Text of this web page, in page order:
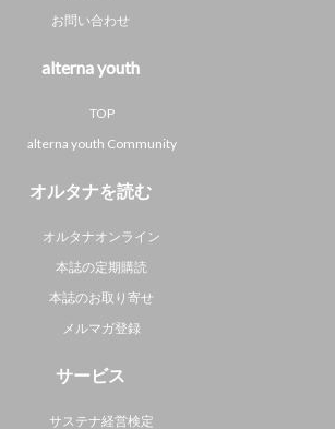
お問い合わせ
alterna youth
TOP
alterna youth Community
オルタナを読む
オルタナオンライン
本誌の定期購読
本誌のお取り寄せ
メルマガ登録
サービス
サステナ経営検定